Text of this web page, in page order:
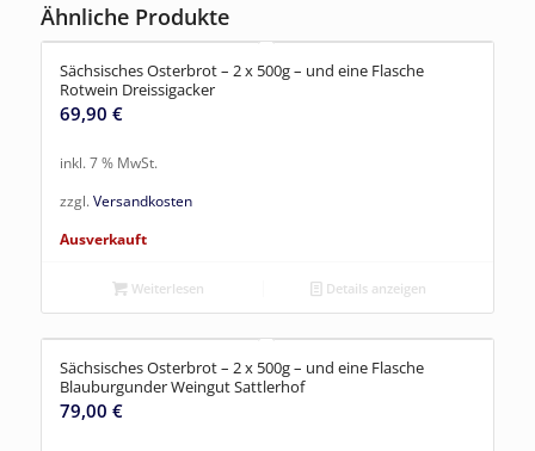
Ähnliche Produkte
Sächsisches Osterbrot – 2 x 500g – und eine Flasche
Rotwein Dreissigacker
69,90 €
inkl. 7 % MwSt.
zzgl. Versandkosten
Ausverkauft
Weiterlesen Details anzeigen
Sächsisches Osterbrot – 2 x 500g – und eine Flasche
Blauburgunder Weingut Sattlerhof
79,00 €